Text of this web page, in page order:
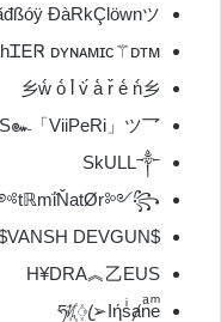
ĐàRkÇlöwnツ
ᴅʏɴᴀᴍɪᴄ⚚ᴅᴛᴍ
乡ẁ́ ò́ l̀́ v̀́ à́ r̀́ è́ ǹ́乡
๛「ViiPeRi」ツ乛
SkULL༒
$VANSH DEVGUN$
H¥DRA︽乙EUS
ཧᜰ꙰ꦿ➢Iήsͥⱥnͣeͫ